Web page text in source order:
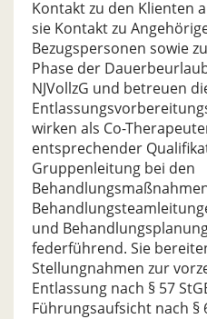
Kontakt zu den Klienten
sie Kontakt zu
Bezugspersonen sowie
Phase der
NJVollzG und betreuen
wirken als Co-
entsprechender
Gruppenleitung bei den
und
federführend. Sie
Stellungnahmen zur
Entlassung nach § 57
Führungsaufsicht nach §